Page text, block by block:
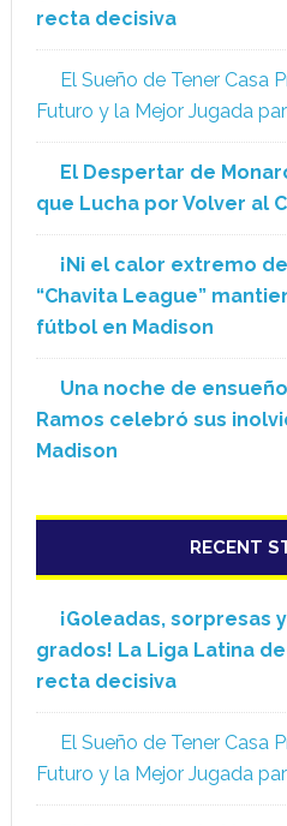
recta decisiva
El Sueño de Tener Casa
Futuro y la Mejor Jugada
El Despertar de
que Lucha por Volver al
¡Ni el calor extremo
“Chavita League”
fútbol en Madison
Una noche de
Ramos celebró sus
Madison
RECENT
¡Goleadas, sorpresas
grados! La Liga Latina
recta decisiva
El Sueño de Tener Casa
Futuro y la Mejor Jugada